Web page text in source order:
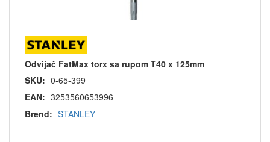
Odvijač FatMax torx sa rupom T40 x 125mm
SKU: 0-65-399
EAN: 3253560653996
Brend: STANLEY